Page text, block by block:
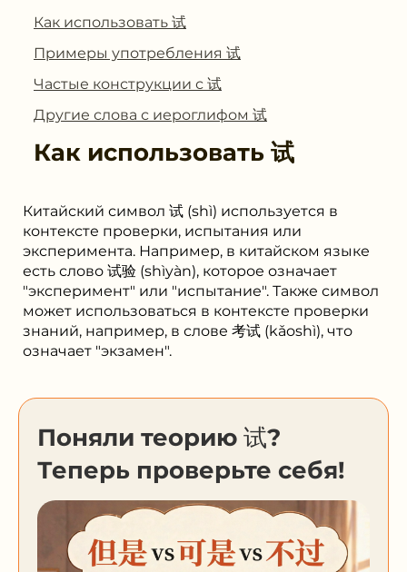
Как использовать 试
Примеры употребления 试
Частые конструкции с 试
Другие слова с иероглифом 试
Как использовать 试
Китайский символ 试 (shì) используется в
контексте проверки, испытания или
эксперимента. Например, в китайском языке
есть слово 试验 (shìyàn), которое означает
"эксперимент" или "испытание". Также символ
может использоваться в контексте проверки
знаний, например, в слове 考试 (kǎoshì), что
означает "экзамен".
Поняли теорию 试?
Теперь проверьте себя!